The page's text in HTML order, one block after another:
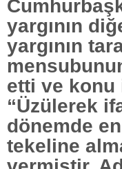
yargının
yargının
etti ve konu
“Üzülerek
dönemde
tekeline